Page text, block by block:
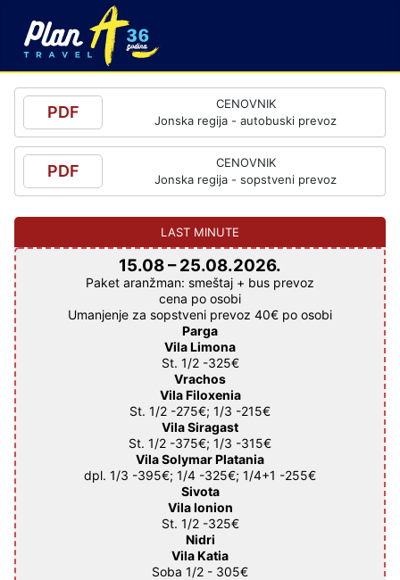
PDF
CENOVNIK
Jonska regija - autobuski prevoz
PDF
CENOVNIK
Jonska regija - sopstveni prevoz
15.08 – 25.08.2026.
Paket aranžman: smeštaj + bus prevoz
cena po osobi
Umanjenje za sopstveni prevoz 40€ po osobi
Parga
Vila Limona
St. 1/2 -325€
Vrachos
Vila Filoxenia
St. 1/2 -275€; 1/3 -215€
Vila Siragast
St. 1/2 -375€; 1/3 -315€
Vila Solymar Platania
dpl. 1/3 -395€; 1/4 -325€; 1/4+1 -255€
Sivota
Vila Ionion
St. 1/2 -325€
Nidri
Vila Katia
Soba 1/2 - 305€